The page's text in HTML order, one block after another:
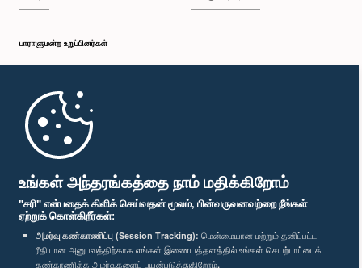
உங்கள் அந்தரங்கத்தை நாம் மதிக்கிறோம்
"சரி" என்பதைக் கிளிக் செய்வதன் மூலம், பின்வருவனவற்றை நீங்கள்
ஏற்றுக் கொள்கிறீர்கள்:
அமர்வு கண்காணிப்பு (Session Tracking): மென்மையான மற்றும் தனிப்பட்ட
ரீதியான அனுபவத்திற்காக எங்கள் இணையத்தளத்தில் உங்கள் செயற்பாட்டைக்
கண்காணிக்க அமர்வுகளைப் பயன்படுத்துகிறோம்.
பாராளுமன்ற உறுப்பினர்கள்
முதற்பக்கம்
பாராளுமன்ற கையடக்க செயலி
எம்மை பின்தொடர்க :